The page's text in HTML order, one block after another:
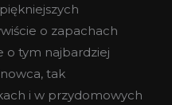
o zapachach
o tym najbardziej
tak
i w przydomowych